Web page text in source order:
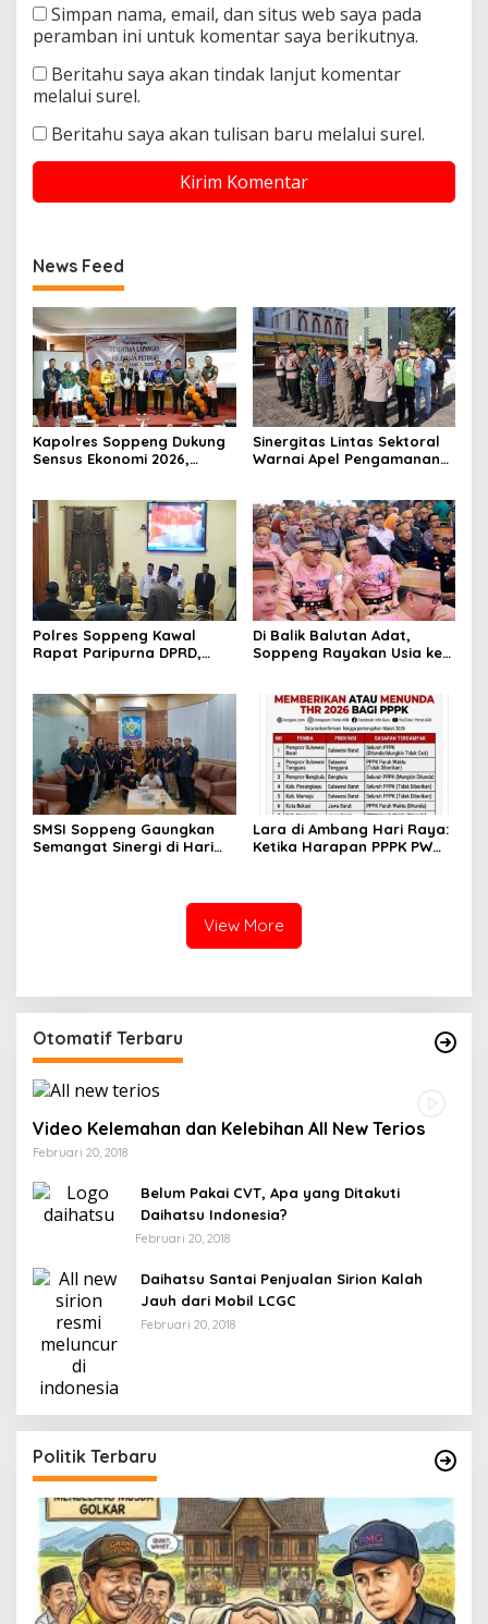
Simpan nama, email, dan situs web saya pada
peramban ini untuk komentar saya berikutnya.
Beritahu saya akan tindak lanjut komentar
melalui surel.
Beritahu saya akan tulisan baru melalui surel.
News Feed
Kapolres Soppeng Dukung
Sensus Ekonomi 2026,
Pembangunan Daerah
Sinergitas Lintas Sektoral
Warnai Apel Pengamanan
Polres Soppeng Kawal
Rapat Paripurna DPRD,
Pemerintahan Daerah
Di Balik Balutan Adat,
Soppeng Rayakan Usia ke-
SMSI Soppeng Gaungkan
Semangat Sinergi di Hari
Lara di Ambang Hari Raya:
Ketika Harapan PPPK PW
View More
Otomatif Terbaru
Video Kelemahan dan Kelebihan All New Terios
Februari 20, 2018
Belum Pakai CVT, Apa yang Ditakuti
Daihatsu Indonesia?
Februari 20, 2018
Daihatsu Santai Penjualan Sirion Kalah
Jauh dari Mobil LCGC
Februari 20, 2018
Politik Terbaru